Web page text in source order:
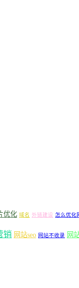
优化 域名 外链建设 怎么优化
销 网站seo 网站不收录 网